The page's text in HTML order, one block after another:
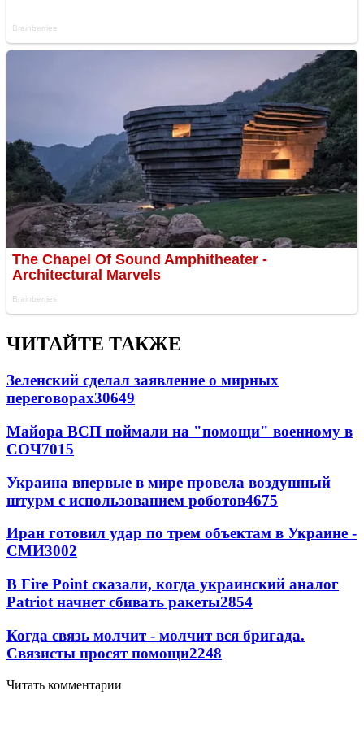
ЧИТАЙТЕ ТАКЖЕ
Зеленский сделал заявление о мирных
переговорах30649
Майора ВСП поймали на "помощи" военному в
СОЧ7015
Украина впервые в мире провела воздушный
штурм с использованием роботов4675
Иран готовил удар по трем объектам в Украине -
СМИ3002
В Fire Point сказали, когда украинский аналог
Patriot начнет сбивать ракеты2854
Когда связь молчит - молчит вся бригада.
Связисты просят помощи2248
Читать комментарии